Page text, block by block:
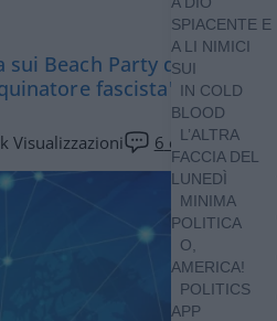
SPIACENTE E
A LI NIMICI
SUI
IN COLD
BLOOD
L’ALTRA
FACCIA DEL
LUNEDÌ
MINIMA
POLITICA
O,
AMERICA!
POLITICS
APP
Beach Party di
fascista"
Visualizzazioni 6 commenti